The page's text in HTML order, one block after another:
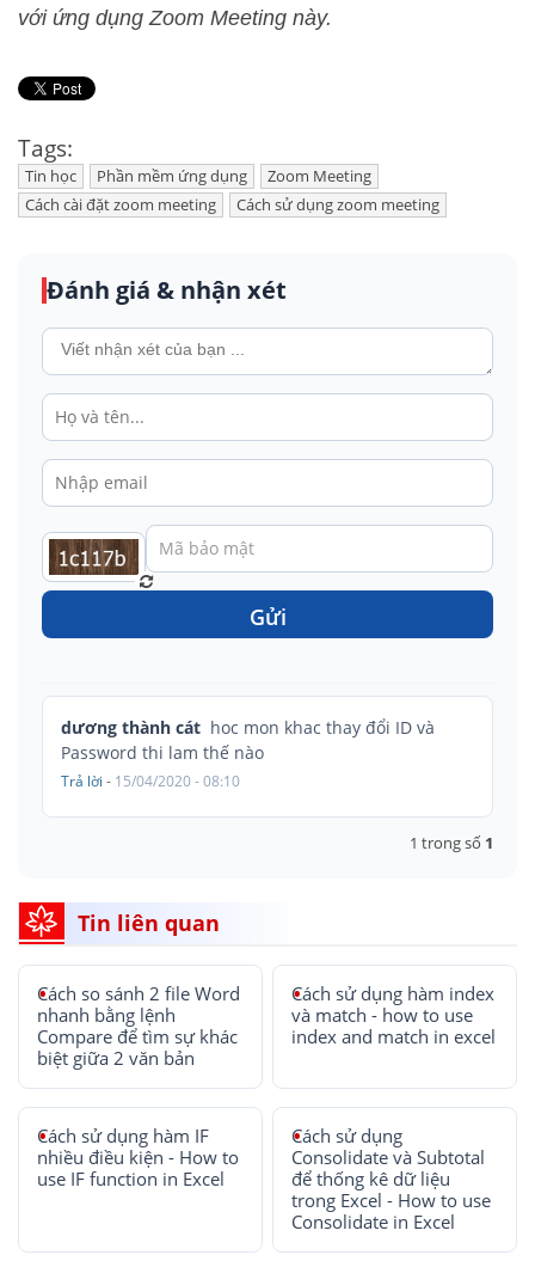
với ứng dụng Zoom Meeting này.
Tags:
Tin học Phần mềm ứng dụng
Zoom Meeting
Cách cài đặt zoom meeting
Cách sử dụng zoom meeting
Đánh giá & nhận xét
Gửi
dương thành cát hoc mon khac thay đổi ID và
Password thi lam thế nào
Trả lời - 15/04/2020 - 08:10
1 trong số 1
Tin liên quan
Cách so sánh 2 file Word
nhanh bằng lệnh
Compare để tìm sự khác
biệt giữa 2 văn bản
Cách sử dụng hàm index
và match - how to use
index and match in excel
Cách sử dụng hàm IF
nhiều điều kiện - How to
use IF function in Excel
Cách sử dụng
Consolidate và Subtotal
để thống kê dữ liệu
trong Excel - How to use
Consolidate in Excel